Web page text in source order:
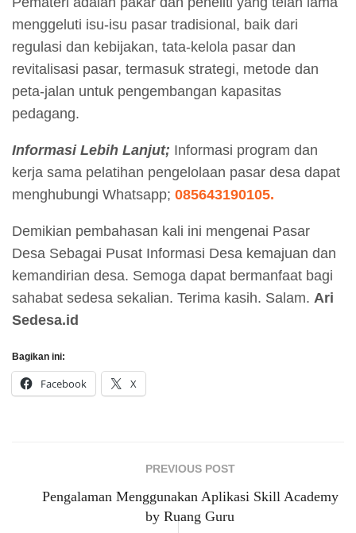
menggeluti isu-isu pasar tradisional, baik dari
regulasi dan kebijakan, tata-kelola pasar dan
revitalisasi pasar, termasuk strategi, metode dan
peta-jalan untuk pengembangan kapasitas
pedagang.
Informasi Lebih Lanjut; Informasi program dan
kerja sama pelatihan pengelolaan pasar desa dapat
menghubungi Whatsapp; 085643190105.
Demikian pembahasan kali ini mengenai Pasar
Desa Sebagai Pusat Informasi Desa kemajuan dan
kemandirian desa. Semoga dapat bermanfaat bagi
sahabat sedesa sekalian. Terima kasih. Salam. Ari
Sedesa.id
Bagikan ini:
Facebook X
PREVIOUS POST
Pengalaman Menggunakan Aplikasi Skill Academy
by Ruang Guru